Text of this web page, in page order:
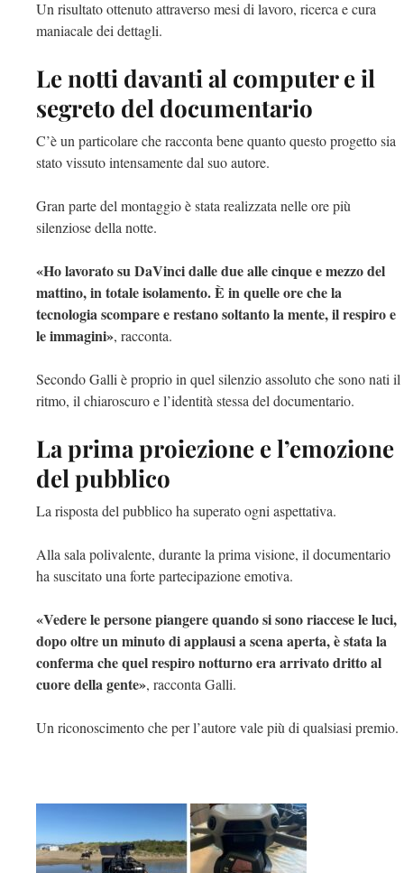
Un risultato ottenuto attraverso mesi di lavoro, ricerca e cura
maniacale dei dettagli.
Le notti davanti al computer e il
segreto del documentario
C’è un particolare che racconta bene quanto questo progetto sia
stato vissuto intensamente dal suo autore.
Gran parte del montaggio è stata realizzata nelle ore più
silenziose della notte.
«Ho lavorato su DaVinci dalle due alle cinque e mezzo del
mattino, in totale isolamento. È in quelle ore che la
tecnologia scompare e restano soltanto la mente, il respiro e
le immagini», racconta.
Secondo Galli è proprio in quel silenzio assoluto che sono nati il
ritmo, il chiaroscuro e l’identità stessa del documentario.
La prima proiezione e l’emozione
del pubblico
La risposta del pubblico ha superato ogni aspettativa.
Alla sala polivalente, durante la prima visione, il documentario
ha suscitato una forte partecipazione emotiva.
«Vedere le persone piangere quando si sono riaccese le luci,
dopo oltre un minuto di applausi a scena aperta, è stata la
conferma che quel respiro notturno era arrivato dritto al
cuore della gente», racconta Galli.
Un riconoscimento che per l’autore vale più di qualsiasi premio.